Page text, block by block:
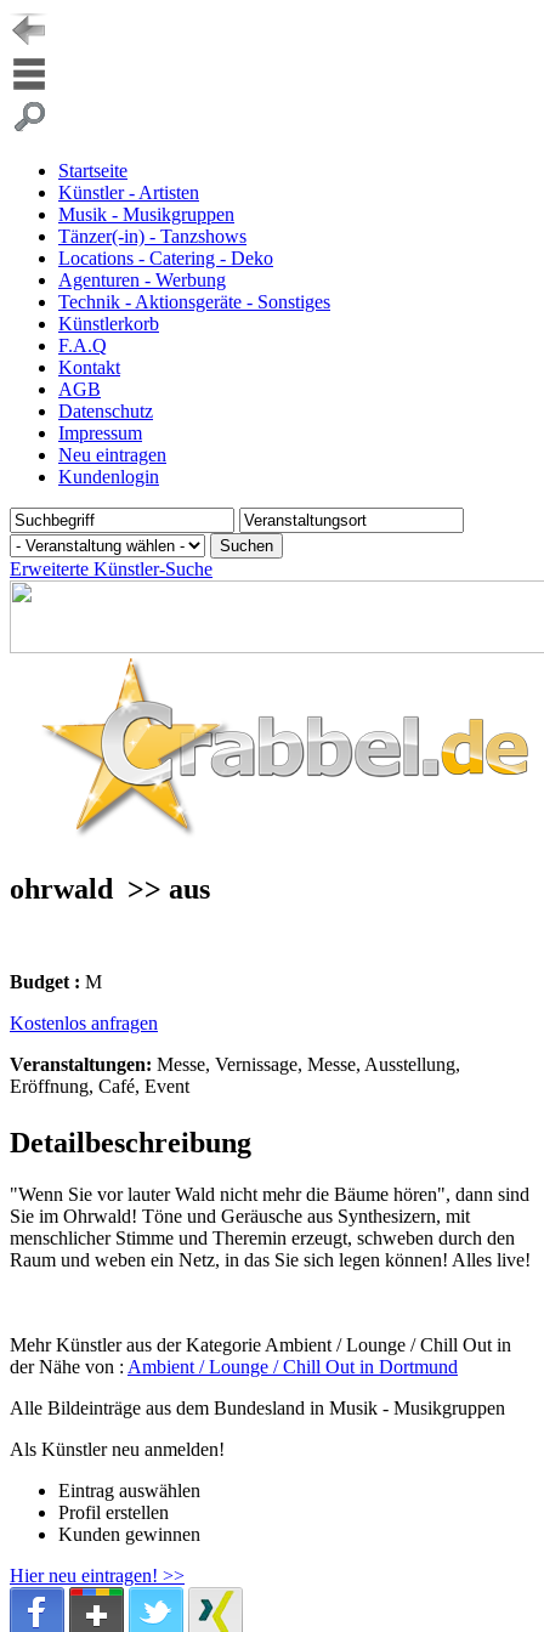
Startseite
Künstler - Artisten
Musik - Musikgruppen
Tänzer(-in) - Tanzshows
Locations - Catering - Deko
Agenturen - Werbung
Technik - Aktionsgeräte - Sonstiges
Künstlerkorb
F.A.Q
Kontakt
AGB
Datenschutz
Impressum
Neu eintragen
Kundenlogin
Erweiterte Künstler-Suche
ohrwald >> aus
Budget : M
Kostenlos anfragen
Veranstaltungen: Messe, Vernissage, Messe, Ausstellung,
Eröffnung, Café, Event
Detailbeschreibung
"Wenn Sie vor lauter Wald nicht mehr die Bäume hören", dann sind
Sie im Ohrwald! Töne und Geräusche aus Synthesizern, mit
menschlicher Stimme und Theremin erzeugt, schweben durch den
Raum und weben ein Netz, in das Sie sich legen können! Alles live!
Mehr Künstler aus der Kategorie Ambient / Lounge / Chill Out in
der Nähe von : Ambient / Lounge / Chill Out in Dortmund
Alle Bildeinträge aus dem Bundesland in Musik - Musikgruppen
Als Künstler neu anmelden!
Eintrag auswählen
Profil erstellen
Kunden gewinnen
Hier neu eintragen! >>